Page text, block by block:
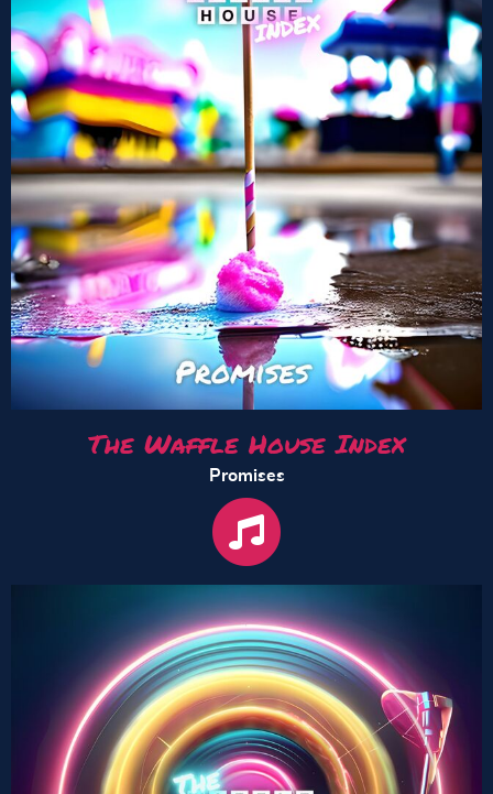
The Waffle House Index
Promises